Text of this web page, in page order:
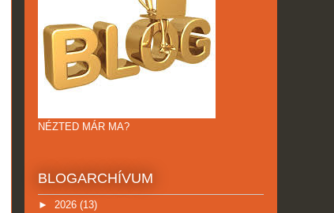
NÉZTED MÁR MA?
BLOGARCHÍVUM
► 2026 (13)